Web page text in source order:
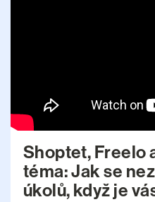
Shoptet, Freelo
téma: Jak se
úkolů, když je